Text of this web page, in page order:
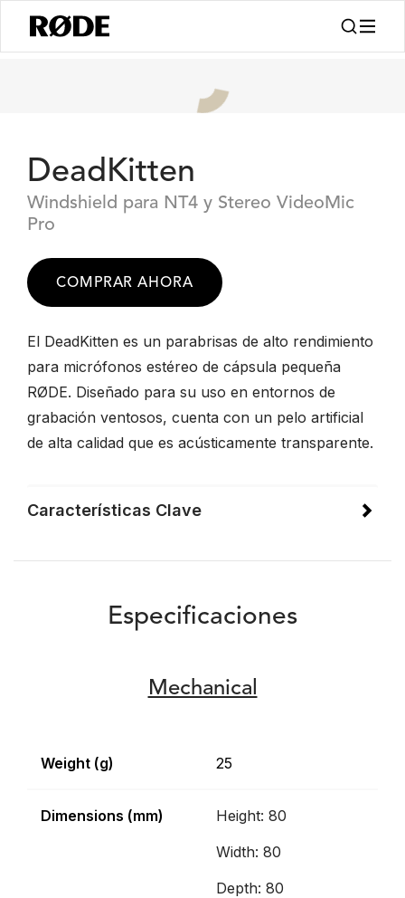
DeadKitten
Windshield para NT4 y Stereo VideoMic
Pro
COMPRAR AHORA
El DeadKitten es un parabrisas de alto rendimiento
para micrófonos estéreo de cápsula pequeña
RØDE. Diseñado para su uso en entornos de
grabación ventosos, cuenta con un pelo artificial
de alta calidad que es acústicamente transparente.
Características Clave
Especificaciones
Mechanical
Weight (g) 25
Dimensions (mm)
Height: 80
Width: 80
Depth: 80